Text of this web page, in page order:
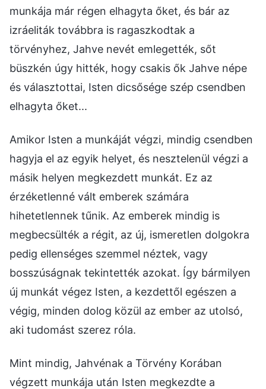
munkája már régen elhagyta őket, és bár az
izráeliták továbbra is ragaszkodtak a
törvényhez, Jahve nevét emlegették, sőt
büszkén úgy hitték, hogy csakis ők Jahve népe
és választottai, Isten dicsősége szép csendben
elhagyta őket...
Amikor Isten a munkáját végzi, mindig csendben
hagyja el az egyik helyet, és nesztelenül végzi a
másik helyen megkezdett munkát. Ez az
érzéketlenné vált emberek számára
hihetetlennek tűnik. Az emberek mindig is
megbecsülték a régit, az új, ismeretlen dolgokra
pedig ellenséges szemmel néztek, vagy
bosszúságnak tekintették azokat. Így bármilyen
új munkát végez Isten, a kezdettől egészen a
végig, minden dolog közül az ember az utolsó,
aki tudomást szerez róla.
Mint mindig, Jahvénak a Törvény Korában
végzett munkája után Isten megkezdte a